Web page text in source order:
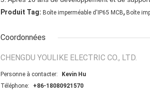
Produit Tag: Boîte imperméable d'IP65 MCB, Boîte
Coordonnées
CHENGDU YOULIKE ELECTRIC CO., LTD.
Personne à contacter:
Kevin Hu
Téléphone:
+86-18080921570